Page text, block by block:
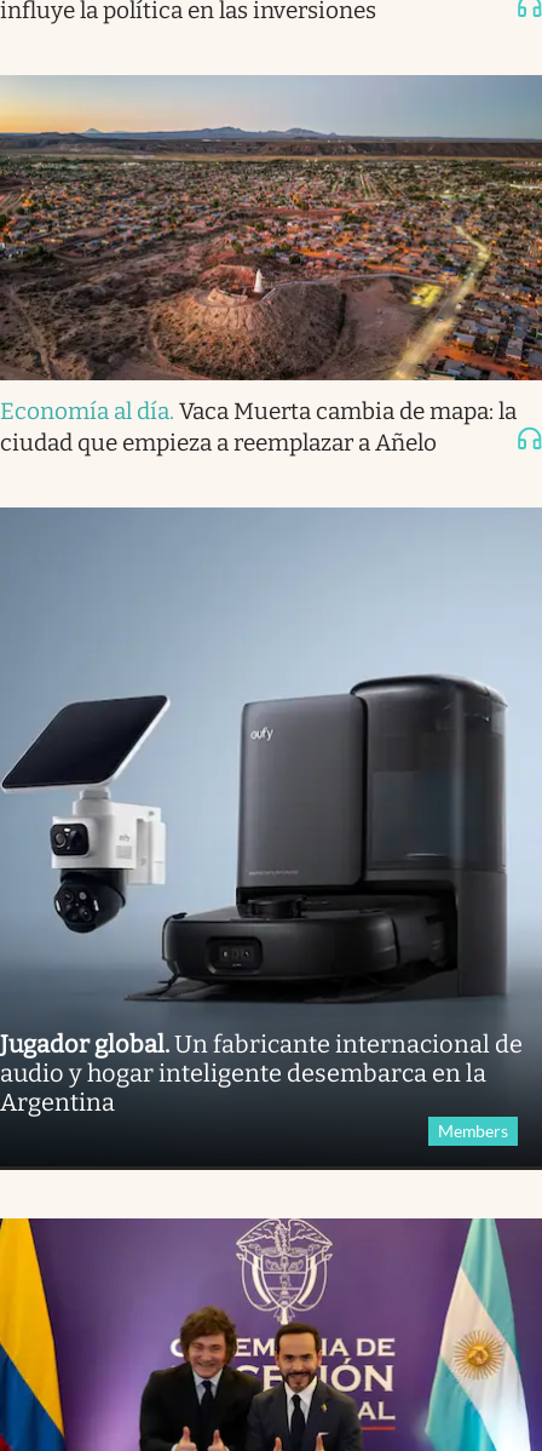
influye la política en las inversiones
Economía al día. Vaca Muerta cambia de mapa: la
ciudad que empieza a reemplazar a Añelo
Jugador global.Un fabricante internacional de
audio y hogar inteligente desembarca en la
Argentina
Members